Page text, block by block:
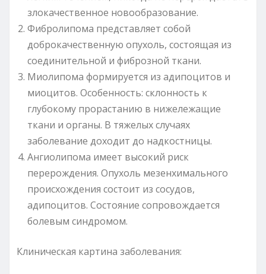
злокачественное новообразование.
Фибролипома представляет собой
доброкачественную опухоль, состоящая из
соединительной и фиброзной ткани.
Миолипома формируется из адипоцитов и
миоцитов. Особенность: склонность к
глубокому прорастанию в нижележащие
ткани и органы. В тяжелых случаях
заболевание доходит до надкостницы.
Ангиолипома имеет высокий риск
перерождения. Опухоль мезенхимального
происхождения состоит из сосудов,
адипоцитов. Состояние сопровождается
болевым синдромом.
Клиническая картина заболевания: